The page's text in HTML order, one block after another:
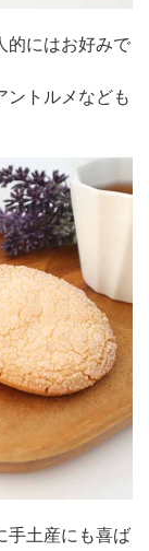
的にはお好みで
ントルメなども
手土産にも喜ば